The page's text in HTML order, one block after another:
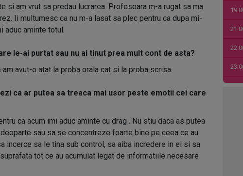
si am vrut sa predau lucrarea. Profesoara m-a rugat sa ma
Ii multumesc ca nu m-a lasat sa plec pentru ca dupa mi-
aduc aminte totul.
le-ai purtat sau nu ai tinut prea mult cont de asta?
avut-o atat la proba orala cat si la proba scrisa.
ca ar putea sa treaca mai usor peste emotii cei care
ca acum imi aduc aminte cu drag . Nu stiu daca as putea
sau sa se concentreze foarte bine pe ceea ce au
incerce sa le tina sub control, sa aiba incredere in ei si sa
tot ce au acumulat legat de informatiile necesare